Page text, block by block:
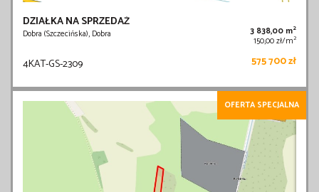
DZIAŁKA NA SPRZEDAŻ
Dobra (Szczecińska), Dobra 3 838,00 m2
150,00 zł/m2
4KAT-GS-2309 575 700 zł
OFERTA SPECJALNA